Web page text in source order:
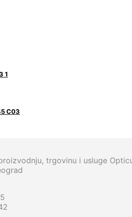
1
C03
trgovinu i usluge